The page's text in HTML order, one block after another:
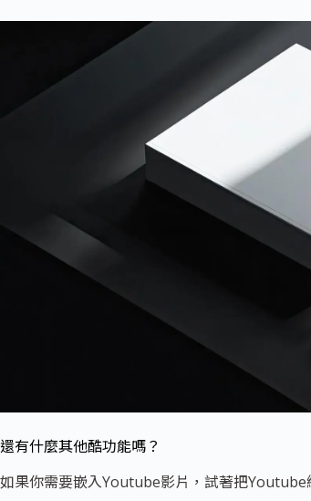
還有什麼其他酷功能嗎？
如果你需要嵌入Youtube影片，試著把Youtube